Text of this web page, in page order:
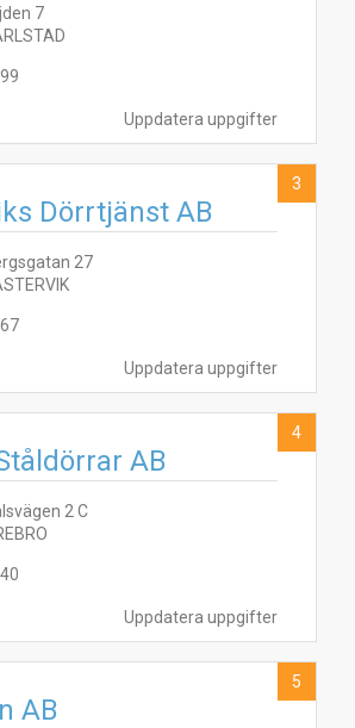
Uppdatera uppgifter
7
Uppdatera uppgifter
Dörrtjänst AB
27
3
Uppdatera uppgifter
AB
2 C
4
AB
5